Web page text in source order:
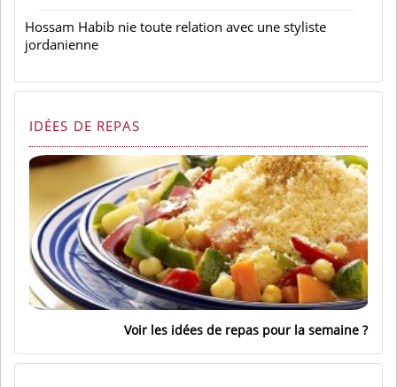
Hossam Habib nie toute relation avec une styliste
jordanienne
IDÉES DE REPAS
Voir les idées de repas pour la semaine